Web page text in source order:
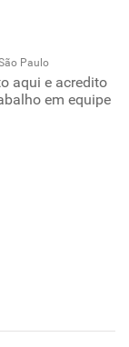
Paulo
aqui e acredito
em equipe